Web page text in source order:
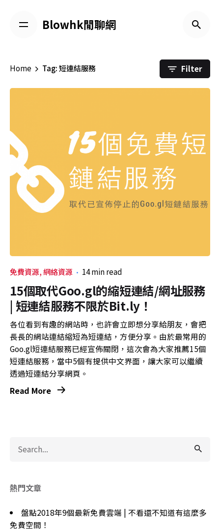
content
Blowhk閒聊網
Home Tag: 短連結服務 Filter
免費資源 網絡資源 14 min read
15個取代Goo.gl的縮短連結/網址服務
| 短連結服務不限於Bit.ly！
各位看到有趣的網站時，也許會立即想分享給朋友，會把
長長的網站連結縮短為短連結，方便分享。由於最常用的
Goo.gl短連結服務已經宣佈關閉，這次會為大家推薦15個
短連結服務，當中5個有提供中文界面，讓大家可以繼續
透過短連結分享網頁。
Read More
for
熱門文章
盤點2018年9個最新免費雲端 | 不看還不知道有這麼多
免費空間！